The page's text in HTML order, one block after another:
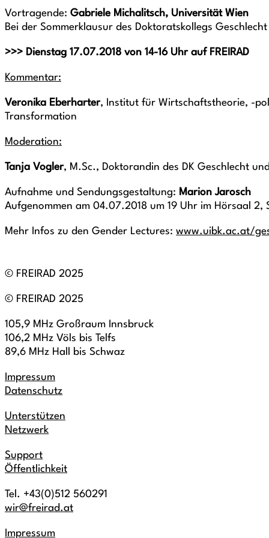
Vortragende: Gabriele Michalitsch, Universität Wien
Bei der Sommerklausur des Doktoratskollegs
>>> Dienstag 17.07.2018 von 14-16 Uhr auf FREIRAD
Kommentar:
Veronika Eberharter, Institut für Wirtschaftstheorie, -
Transformation
Moderation:
Tanja Vogler, M.Sc., Doktorandin des DK Geschlecht
Aufnahme und Sendungsgestaltung: Marion Jarosch
Aufgenommen am 04.07.2018 um 19 Uhr im Hörsaal 2,
Mehr Infos zu den Gender Lectures: www.uibk.ac.at/
© FREIRAD 2025
© FREIRAD 2025
105,9 MHz Großraum Innsbruck
106,2 MHz Völs bis Telfs
89,6 MHz Hall bis Schwaz
Impressum
Datenschutz
Unterstützen
Netzwerk
Support
Öffentlichkeit
Tel. +43(0)512 560291
wir@freirad.at
Impressum